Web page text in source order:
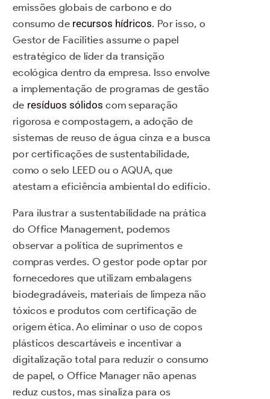
emissões globais de carbono e do
consumo de recursos hídricos. Por isso, o
Gestor de Facilities assume o papel
estratégico de líder da transição
ecológica dentro da empresa. Isso envolve
a implementação de programas de gestão
de resíduos sólidos com separação
rigorosa e compostagem, a adoção de
sistemas de reuso de água cinza e a busca
por certificações de sustentabilidade,
como o selo LEED ou o AQUA, que
atestam a eficiência ambiental do edifício.
Para ilustrar a sustentabilidade na prática
do Office Management, podemos
observar a política de suprimentos e
compras verdes. O gestor pode optar por
fornecedores que utilizam embalagens
biodegradáveis, materiais de limpeza não
tóxicos e produtos com certificação de
origem ética. Ao eliminar o uso de copos
plásticos descartáveis e incentivar a
digitalização total para reduzir o consumo
de papel, o Office Manager não apenas
reduz custos, mas sinaliza para os